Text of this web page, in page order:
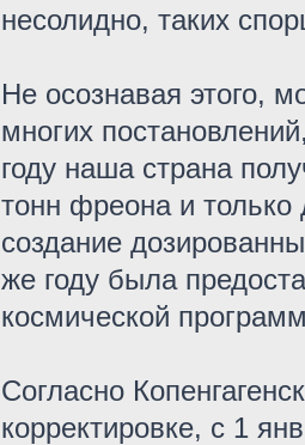
несолидно, таких
Не осознавая этого,
многих
году наша страна
тонн фреона и
создание
же году была
космической
Согласно
корректировке, с 1